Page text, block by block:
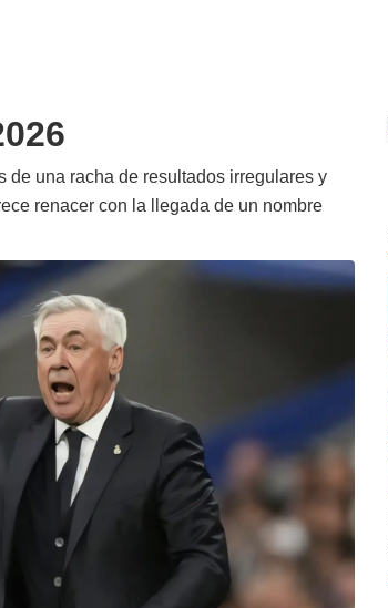
de una racha de resultados irregulares y
renacer con la llegada de un nombre